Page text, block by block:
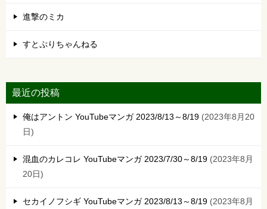
進撃のミカ
すとぷりちゃんねる
最近の投稿
俺はアントン YouTubeマンガ 2023/8/13～8/19
2023年8月20
日
混血のカレコレ YouTubeマンガ 2023/7/30～8/19
2023年8月
20日
セカイノフシギ YouTubeマンガ 2023/8/13～8/19
2023年8月